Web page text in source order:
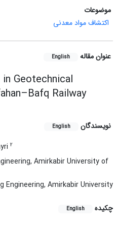
موضوعات
اکتشاف مواد معدنی
عنوان مقاله English
Geotechnical
Railway
نویسندگان English
2
Amirkabir University of
Engineering, Amirkabir University
چکیده
English